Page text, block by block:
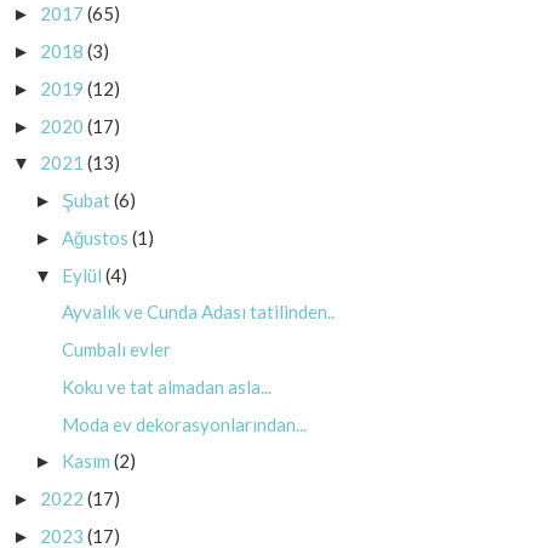
► 2017 (65)
► 2018 (3)
► 2019 (12)
► 2020 (17)
▼ 2021 (13)
► Şubat(6)
► Ağustos (1)
▼ Eylül (4)
Ayvalık ve Cunda Adası tatilinden..
Cumbalı evler
Koku ve tat almadan asla...
Moda ev dekorasyonlarından...
► Kasım (2)
► 2022 (17)
► 2023 (17)